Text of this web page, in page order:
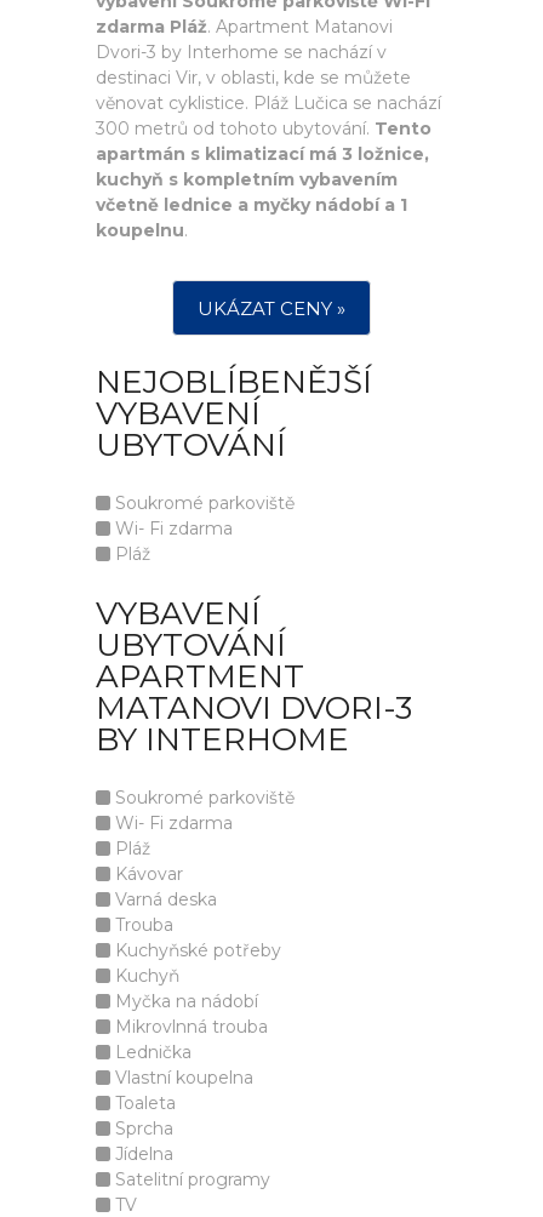
zdarma Pláž. Apartment Matanovi
Dvori-3 by Interhome se nachází v
destinaci Vir, v oblasti, kde se můžete
věnovat cyklistice. Pláž Lučica se nachází
300 metrů od tohoto ubytování. Tento
apartmán s klimatizací má 3 ložnice,
kuchyň s kompletním vybavením
včetně lednice a myčky nádobí a 1
koupelnu.
UKÁZAT CENY »
NEJOBLÍBENĚJŠÍ
VYBAVENÍ
UBYTOVÁNÍ
Soukromé parkoviště
Wi- Fi zdarma
Pláž
VYBAVENÍ
UBYTOVÁNÍ
APARTMENT
MATANOVI DVORI-3
BY INTERHOME
Soukromé parkoviště
Wi- Fi zdarma
Pláž
Kávovar
Varná deska
Trouba
Kuchyňské potřeby
Kuchyň
Myčka na nádobí
Mikrovlnná trouba
Lednička
Vlastní koupelna
Toaleta
Sprcha
Jídelna
Satelitní programy
TV